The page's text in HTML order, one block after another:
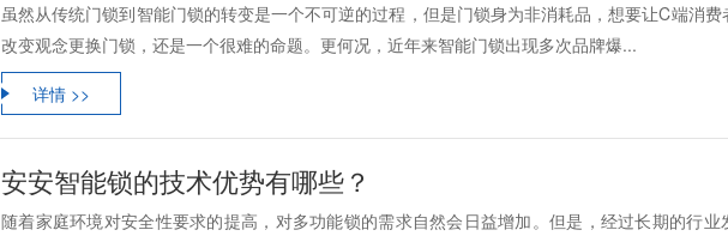
虽然从传统门锁到智能门锁的转变是一个不可逆的过程，但是门锁身为非消耗品，想要让C端消费
改变观念更换门锁，还是一个很难的命题。更何况，近年来智能门锁出现多次品牌爆...
详情 >>
安安智能锁的技术优势有哪些？
随着家庭环境对安全性要求的提高，对多功能锁的需求自然会日益增加。但是，经过长期的行业